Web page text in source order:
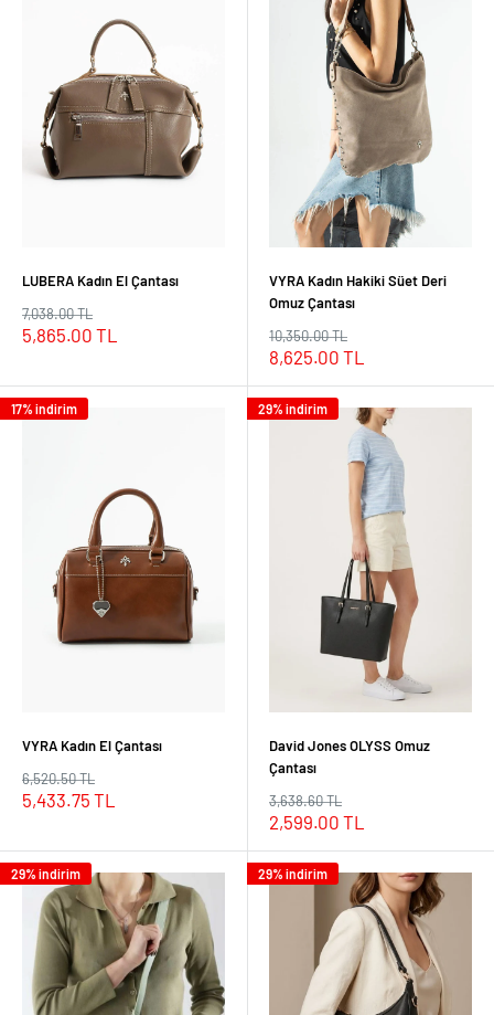
LUBERA Kadın El Çantası
İndirimli
5,865.00 TL
Normal
fiyat
7,038.00 TL
VYRA Kadın Hakiki Süet Deri
Omuz Çantası
İndirimli
8,625.00 TL
Normal
fiyat
10,350.00 TL
17% indirim
VYRA Kadın El Çantası
İndirimli
5,433.75 TL
Normal
fiyat
6,520.50 TL
29% indirim
David Jones OLYSS Omuz
Çantası
İndirimli
2,599.00 TL
Normal
fiyat
3,638.60 TL
29% indirim 29% indirim